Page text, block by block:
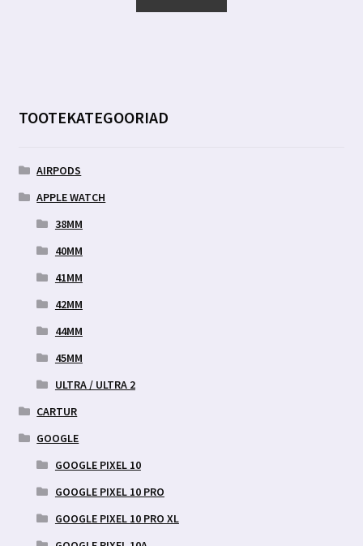
5.00 €. 2.99 €.
TOOTEKATEGOORIAD
AIRPODS
APPLE WATCH
38MM
40MM
41MM
42MM
44MM
45MM
ULTRA / ULTRA 2
CARTUR
GOOGLE
GOOGLE PIXEL 10
GOOGLE PIXEL 10 PRO
GOOGLE PIXEL 10 PRO XL